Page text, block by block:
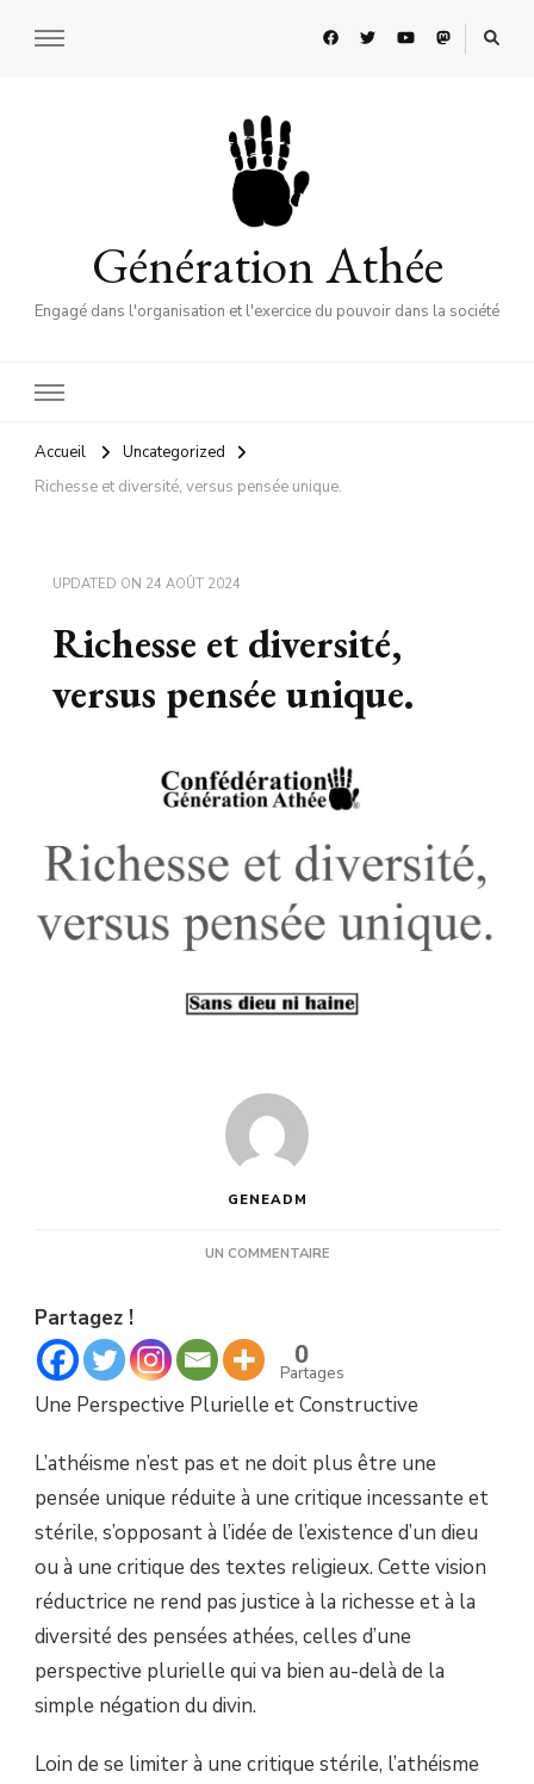
Génération Athée
Engagé dans l'organisation et l'exercice du pouvoir dans la société
Accueil
Uncategorized
Richesse et diversité, versus pensée unique.
UPDATED ON 24 AOÛT 2024
Richesse et diversité,
versus pensée unique.
GENEADM
UN COMMENTAIRESUR
PENSÉE
Partagez !
0
Partages
Une Perspective Plurielle et Constructive
L’athéisme n’est pas et ne doit plus être une
pensée unique réduite à une critique incessante et
stérile, s’opposant à l’idée de l’existence d’un dieu
ou à une critique des textes religieux. Cette vision
réductrice ne rend pas justice à la richesse et à la
diversité des pensées athées, celles d’une
perspective plurielle qui va bien au-delà de la
simple négation du divin.
Loin de se limiter à une critique stérile, l’athéisme